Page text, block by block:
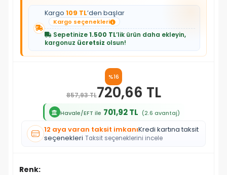
Kargo 109 TL’den başlar
Kargo seçenekleri
Sepetinize1.500 TL’lik ürün daha ekleyin,
kargonuz ücretsiz olsun!
%16
857,93 TL720,66 TL
Havale/EFT ile 701,92 TL (2.6 avantaj)
12 aya varan taksit imkanıKredi kartına taksit
seçenekleri Taksit seçeneklerini incele
Renk: